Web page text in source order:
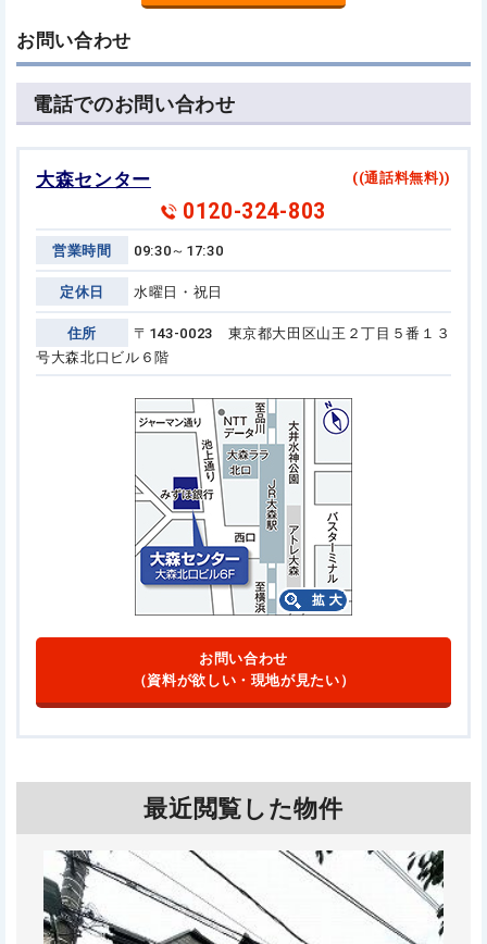
お問い合わせ
電話でのお問い合わせ
大森センター ((通話料無料))
0120-324-803
営業時間 09:30～17:30
定休日 水曜日・祝日
住所
〒143-0023 東京都大田区山王２丁目５番１３
号大森北口ビル６階
お問い合わせ
（資料が欲しい・現地が見たい）
最近閲覧した物件